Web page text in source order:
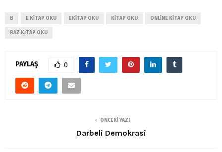
B E KITAP OKU EKITAP OKU KITAP OKU ONLINE KITAP OKU
RAZ KITAP OKU
PAYLAŞ 0
ÖNCEKI YAZI
Darbeli Demokrasi